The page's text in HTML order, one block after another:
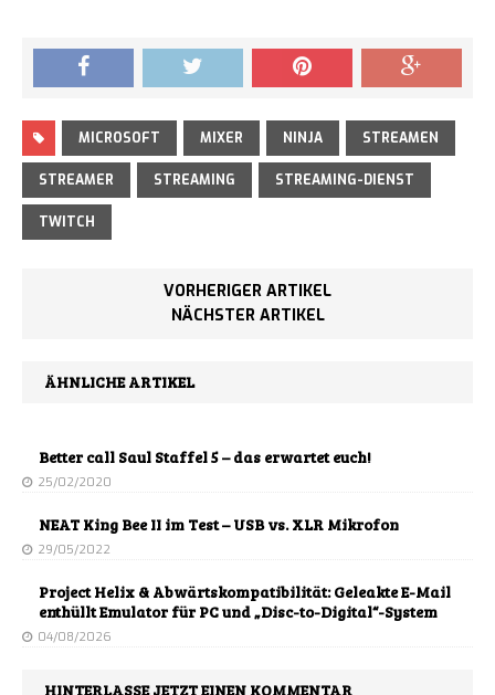
MICROSOFT MIXER NINJA STREAMEN
STREAMER STREAMING STREAMING-DIENST
TWITCH
VORHERIGER ARTIKEL
NÄCHSTER ARTIKEL
ÄHNLICHE ARTIKEL
Better call Saul Staffel 5 – das erwartet euch!
25/02/2020
NEAT King Bee II im Test – USB vs. XLR Mikrofon
29/05/2022
Project Helix & Abwärtskompatibilität: Geleakte E-Mail
enthüllt Emulator für PC und „Disc-to-Digital“-System
04/08/2026
HINTERLASSE JETZT EINEN KOMMENTAR